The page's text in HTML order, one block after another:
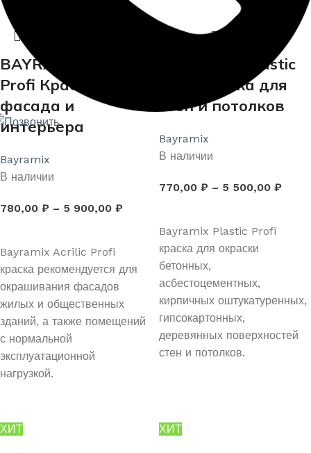
BAYRAMIX Acrilic
Profi Краска для
фасада и
интерьера
Bayramix
В наличии
780,00 ₽ – 5 900,00 ₽
Bayramix Acrilic Profi
краска рекомендуется для
окрашивания фасадов
жилых и общественных
зданий, а также помещений
с нормальной
эксплуатационной
нагрузкой.
BAYRAMIX Plastic
Profi Краска для
стен и потолков
Bayramix
В наличии
770,00 ₽ – 5 500,00 ₽
Bayramix Plastic Profi
краска для окраски
бетонных,
асбестоцементных,
кирпичных оштукатуренных,
гипсокартонных,
деревянных поверхностей
стен и потолков.
ХИТ ХИТ